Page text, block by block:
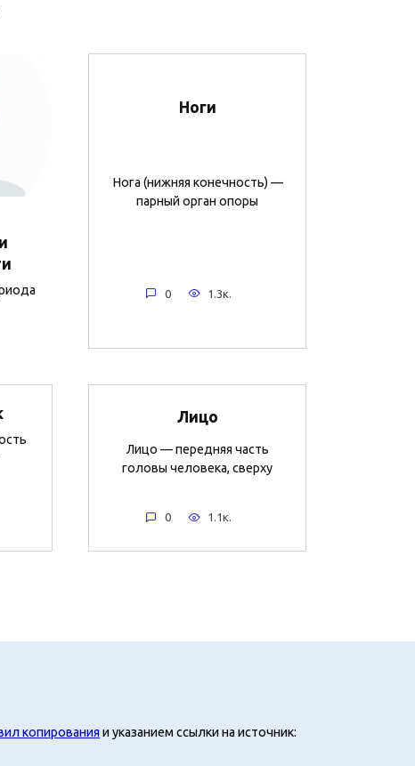
Ноги
Нога (нижняя конечность) —
парный орган опоры
0 1.3к.
Лицо
Лицо — передняя часть
головы человека, сверху
0 1.1к.
копирования и указанием ссылки на источник: